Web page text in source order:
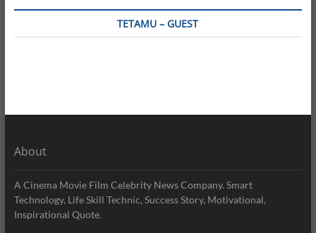
TETAMU – GUEST
About
A Cinema Movie Film Celebrity News Company. Smart
Technology, Life Skill Technic, Success Story, Motivational,
Inspirational Quote.